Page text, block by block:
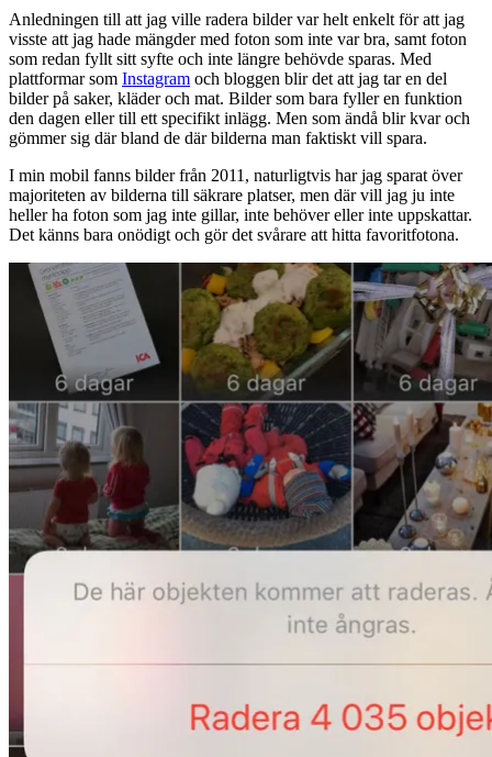
Anledningen till att jag ville radera bilder var helt enkelt för att jag
visste att jag hade mängder med foton som inte var bra, samt foton
som redan fyllt sitt syfte och inte längre behövde sparas. Med
plattformar som Instagram och bloggen blir det att jag tar en del
bilder på saker, kläder och mat. Bilder som bara fyller en funktion
den dagen eller till ett specifikt inlägg. Men som ändå blir kvar och
gömmer sig där bland de där bilderna man faktiskt vill spara.
I min mobil fanns bilder från 2011, naturligtvis har jag sparat över
majoriteten av bilderna till säkrare platser, men där vill jag ju inte
heller ha foton som jag inte gillar, inte behöver eller inte uppskattar.
Det känns bara onödigt och gör det svårare att hitta favoritfotona.